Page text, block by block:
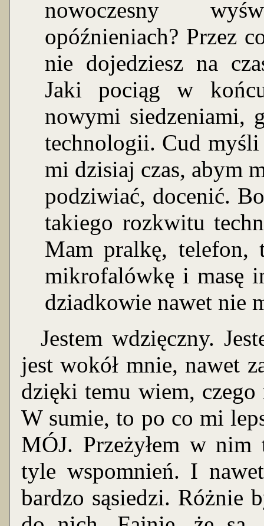
nowoczesny
opóźnieniach? Przez
nie dojedziesz na
Jaki pociąg w
nowymi siedzeniami,
technologii. Cud myśli
mi dzisiaj czas, abym
podziwiać, docenić.
takiego rozkwitu
Mam pralkę, telefon,
mikrofalówkę i masę
dziadkowie nawet nie
Jestem wdzięczny.
jest wokół mnie, nawet
dzięki temu wiem,
W sumie, to po co mi
MÓJ. Przeżyłem w
tyle wspomnień. I
bardzo sąsiedzi. Różnie